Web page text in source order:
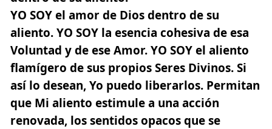
YO SOYel amor de Dios dentro de su
aliento.YO SOY la esencia cohesiva de esa
Voluntad y de ese Amor.YO SOYel aliento
flamígero de sus propios Seres Divinos. Si
así lo desean, Yo puedo liberarlos. Permitan
que Mi aliento estimule a una acción
renovada, los sentidos opacos que se